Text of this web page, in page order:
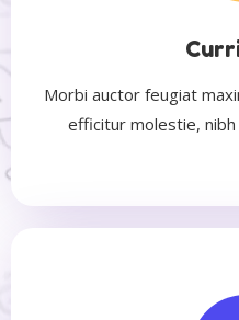
Morbi auctor feugiat
efficitur molestie,